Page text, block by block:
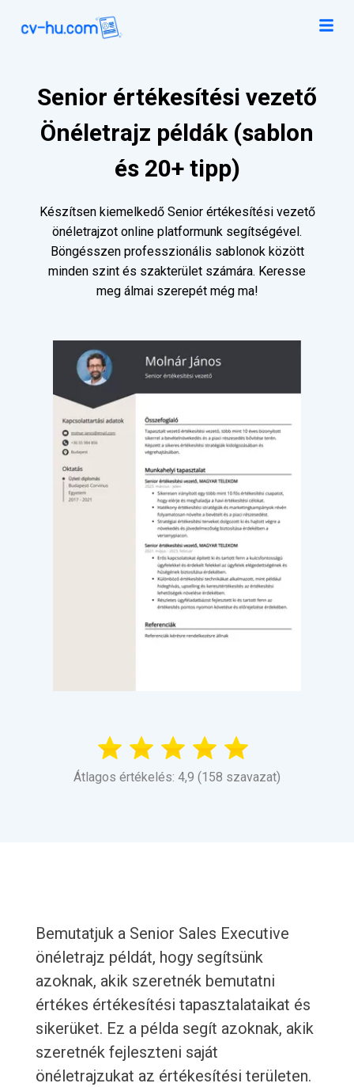
Senior értékesítési vezető
Önéletrajz példák (sablon
és 20+ tipp)
Készítsen kiemelkedő Senior értékesítési vezető
önéletrajzot online platformunk segítségével.
Böngésszen professzionális sablonok között
minden szint és szakterület számára. Keresse
meg álmai szerepét még ma!
Átlagos értékelés: 4,9 (158 szavazat)
Bemutatjuk a Senior Sales Executive
önéletrajz példát, hogy segítsünk
azoknak, akik szeretnék bemutatni
értékes értékesítési tapasztalataikat és
sikerüket. Ez a példa segít azoknak, akik
szeretnék fejleszteni saját
önéletrajzukat az értékesítési területen.